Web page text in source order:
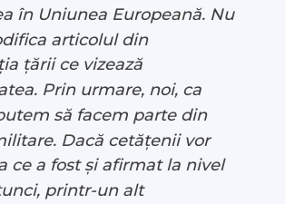
în Uniunea Europeană. Nu
articolul din
țării ce vizează
Prin urmare, noi, ca
să facem parte din
Dacă cetățenii vor
ce a fost și afirmat la nivel
printr-un alt